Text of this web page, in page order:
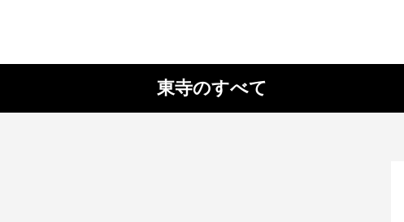
東寺のすべて